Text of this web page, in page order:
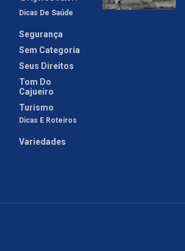
Dicas De Saúde
Segurança
Sem Categoria
Seus Direitos
Tom Do
Cajueiro
Turismo
Dicas E Roteiros
Variedades